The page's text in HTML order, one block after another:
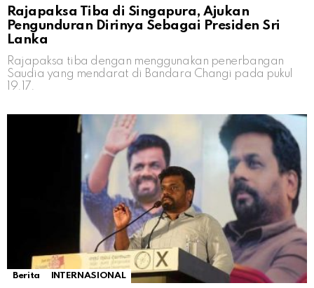
Rajapaksa Tiba di Singapura, Ajukan
Pengunduran Dirinya Sebagai Presiden Sri
Lanka
Rajapaksa tiba dengan menggunakan penerbangan
Saudia yang mendarat di Bandara Changi pada pukul
19.17.
Berita INTERNASIONAL